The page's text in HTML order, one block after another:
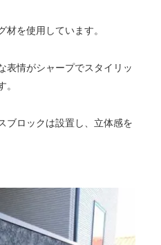
材を使用しています。
表情がシャープでスタイリッ
。
ブロックは設置し、立体感を